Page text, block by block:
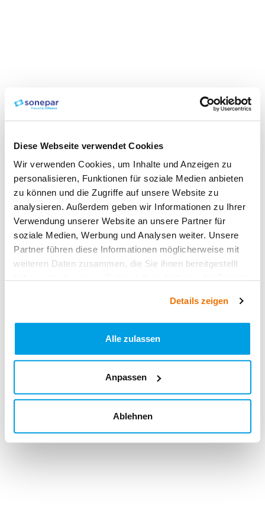
Diese Webseite verwendet Cookies
Wir verwenden Cookies, um Inhalte und Anzeigen zu
personalisieren, Funktionen für soziale Medien anbieten
zu können und die Zugriffe auf unsere Website zu
analysieren. Außerdem geben wir Informationen zu Ihrer
Verwendung unserer Website an unsere Partner für
soziale Medien, Werbung und Analysen weiter. Unsere
Partner führen diese Informationen möglicherweise mit
weiteren Daten zusammen, die Sie ihnen bereitgestellt
Details zeigen
Alle zulassen
Anpassen
Ablehnen